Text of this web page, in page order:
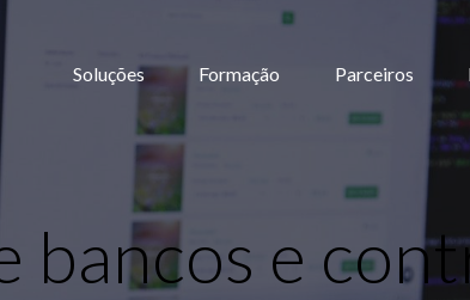
Soluções Formação Parceiros
bancos e